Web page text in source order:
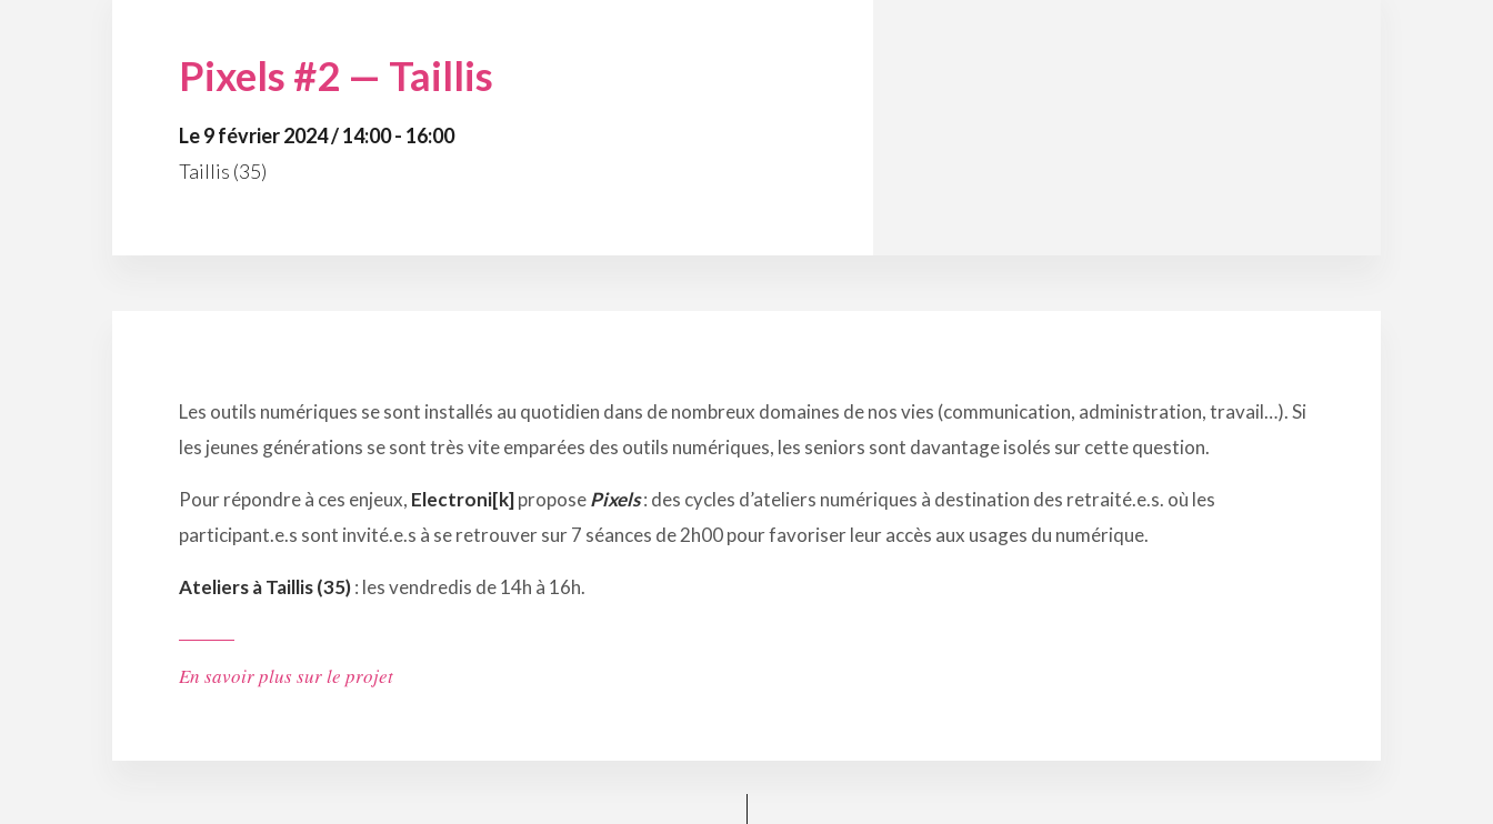
Pixels #2 — Taillis
Le 9 février 2024 / 14:00 - 16:00
Taillis (35)
Les outils numériques se sont installés au quotidien dans de nombreux domaines de nos vies (communication, administration, travail…). Si
les jeunes générations se sont très vite emparées des outils numériques, les seniors sont davantage isolés sur cette question.
Pour répondre à ces enjeux, Electroni[k]proposePixels: des cycles d’ateliers numériques à destination des retraité.e.s. où les
participant.e.s sont invité.e.s à se retrouver sur 7 séances de 2h00 pour favoriser leur accès aux usages du numérique.
Ateliers à Taillis (35): les vendredis de 14h à 16h.
En savoir plus sur le projet